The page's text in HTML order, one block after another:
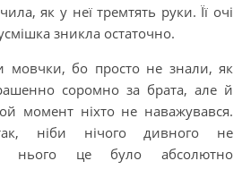
як у неї тремтять руки. Її очі
зникла остаточно.
бо просто не знали, як
соромно за брата, але й
момент ніхто не наважувався.
ніби нічого дивного не
нього це було абсолютно